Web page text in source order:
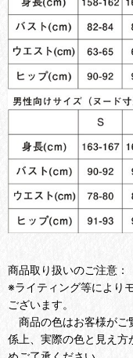
商品取り扱いのご注意：
※ライティング等により
ございます。
商品の色はお客様がご
係上、実際の色と見え方